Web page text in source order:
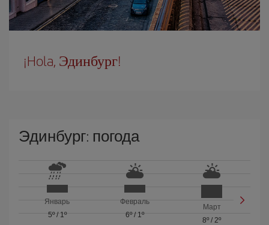
¡Hola, Эдинбург!
Эдинбург: погода
Январь
5º/ 1º
Февраль
6º/ 1º
Март
8º /2º